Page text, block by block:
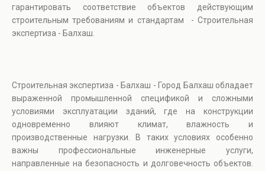
гарантировать соответствие объектов действующим
строительным требованиям и стандартам - Строительная
экспертиза - Балхаш.
Строительная экспертиза - Балхаш - Город Балхаш обладает
выраженной промышленной спецификой и сложными
условиями эксплуатации зданий, где на конструкции
одновременно влияют климат, влажность и
производственные нагрузки. В таких условиях особенно
важны профессиональные инженерные услуги,
направленные на безопасность и долговечность объектов.